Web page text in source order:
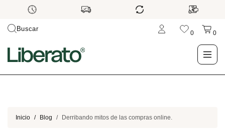
Buscar
0 0
TIENDA
Inicio Blog Derribando mitos de las compras online.